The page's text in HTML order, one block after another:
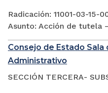
Radicación: 11001-03-15-
Asunto: Acción de tutela
Consejo de Estado
Administrativo
SECCIÓN TERCERA-